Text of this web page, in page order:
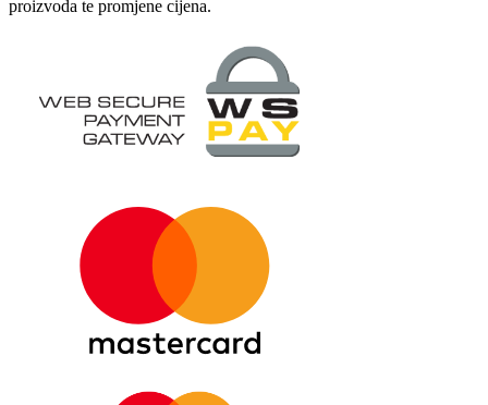
proizvoda te promjene cijena.